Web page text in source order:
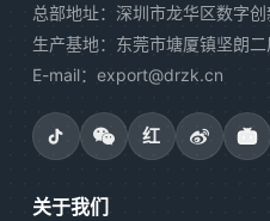
总部地址：深圳市龙华区数字
生产基地：东莞市塘厦镇坚朗
E-mail：export@drzk.cn
红
关于我们